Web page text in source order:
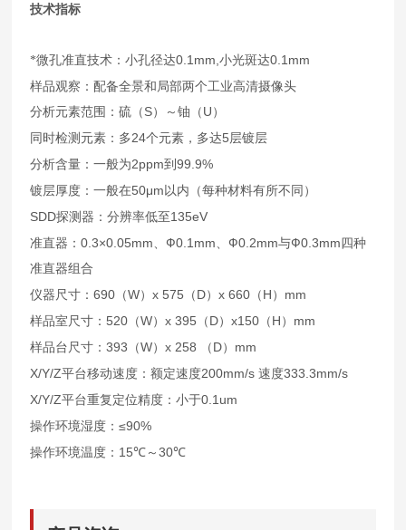
技术指标
*微孔准直技术：小孔径达0.1mm,小光斑达0.1mm
样品观察：配备全景和局部两个工业高清摄像头
分析元素范围：硫（ S）～铀（ U ）
同时检测元素：多24个元素，多达5 层镀层
分析含量：一般为2ppm到99.9%
镀层厚度：一般在50μm 以内（每种材料有所不同）
SDD探测器：分辨率低至135eV
准直器：0.3×0.05mm 、Ф0.1mm 、Ф0.2mm与Ф0.3mm四种
准直器组合
仪器尺寸：690 （W）x 575 （ D）x 660 （ H ） mm
样品室尺寸：520 （W）x 395 （ D）x150 （ H ） mm
样品台尺寸：393 （W）x 258 （ D） mm
X/Y/Z平台移动速度：额定速度200mm/s速度333.3mm/s
X/Y/Z平台重复定位精度：小于0.1um
操作环境湿度：≤90%
操作环境温度： 15℃ ～30℃